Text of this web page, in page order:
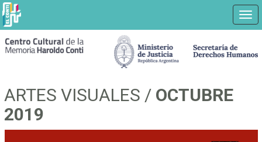
ARTES VISUALES / OCTUBRE
2019